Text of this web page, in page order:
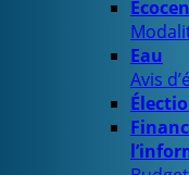
Eau
Avis